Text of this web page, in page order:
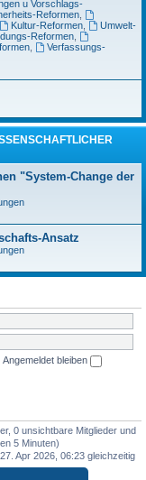
u Vorschlags-
Reformen,
Kultur-Reformen,
Umwelt-
Reformen,
,
Verfassungs-
"System-Change der
Ansatz
Angemeldet bleiben
0 unsichtbare Mitglieder und
5 Minuten)
Apr 2026, 06:23 gleichzeitig